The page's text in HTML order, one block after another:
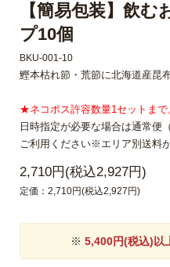
【簡易包装】飲
プ10個
BKU-001-10
鰹本枯れ節・荒節に北海道産昆
★ネコポス許容数量1セットまで
日時指定が必要な場合は通常
ご利用ください※エリア別送料
2,710円(税込2,927円)
定価：2,710円(税込2,927円)
※ 5,400円(税込)以